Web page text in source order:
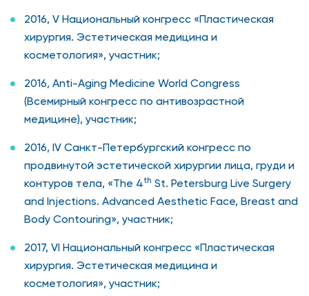
2016, V Национальный конгресс «Пластическая
хирургия. Эстетическая медицина и
косметология», участник;
2016, Anti-Aging Medicine World Congress
(Всемирный конгресс по антивозрастной
медицине), участник;
2016, IV Санкт-Петербургский конгресс по
продвинутой эстетической хирургии лица, груди и
контуров тела, «The 4th St. Petersburg Live Surgery
and Injections. Advanced Aesthetic Face, Breast and
Body Contouring», участник;
2017, VI Национальный конгресс «Пластическая
хирургия. Эстетическая медицина и
косметология», участник;